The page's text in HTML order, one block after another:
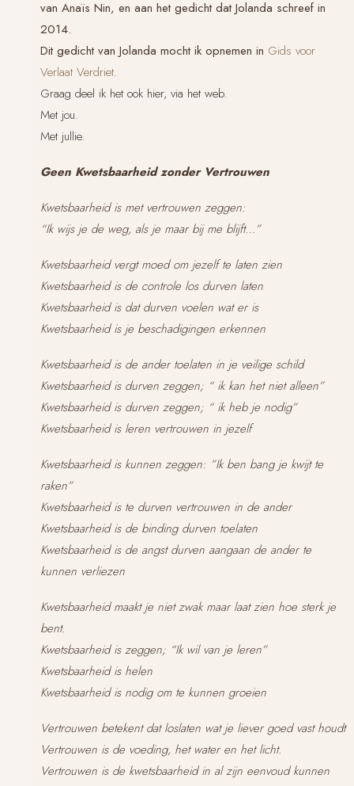
van Anaïs Nin, en aan het gedicht dat Jolanda schreef in
2014.
Dit gedicht van Jolanda mocht ik opnemen in Gids voor
Verlaat Verdriet.
Graag deel ik het ook hier, via het web.
Met jou.
Met jullie.
Geen Kwetsbaarheid zonder Vertrouwen
Kwetsbaarheid is met vertrouwen zeggen:
“Ik wijs je de weg, als je maar bij me blijft…”
Kwetsbaarheid vergt moed om jezelf te laten zien
Kwetsbaarheid is de controle los durven laten
Kwetsbaarheid is dat durven voelen wat er is
Kwetsbaarheid is je beschadigingen erkennen
Kwetsbaarheid is de ander toelaten in je veilige schild
Kwetsbaarheid is durven zeggen; “ ik kan het niet alleen”
Kwetsbaarheid is durven zeggen; “ ik heb je nodig”
Kwetsbaarheid is leren vertrouwen in jezelf
Kwetsbaarheid is kunnen zeggen: ”Ik ben bang je kwijt te
raken”
Kwetsbaarheid is te durven vertrouwen in de ander
Kwetsbaarheid is de binding durven toelaten
Kwetsbaarheid is de angst durven aangaan de ander te
kunnen verliezen
Kwetsbaarheid maakt je niet zwak maar laat zien hoe sterk je
bent.
Kwetsbaarheid is zeggen; “Ik wil van je leren”
Kwetsbaarheid is helen
Kwetsbaarheid is nodig om te kunnen groeien
Vertrouwen betekent dat loslaten wat je liever goed vast houdt
Vertrouwen is de voeding, het water en het licht.
Vertrouwen is de kwetsbaarheid in al zijn eenvoud kunnen